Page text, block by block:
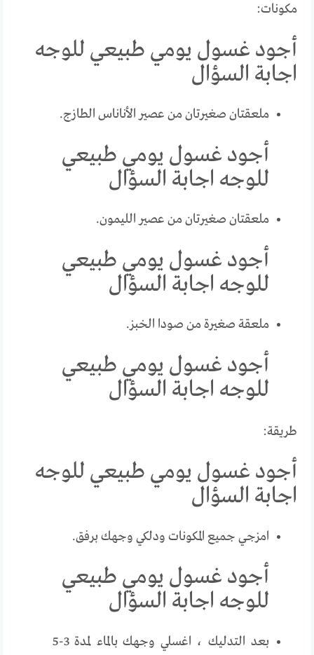
مكونات:
أجود غسول يومي طبيعي للوجه
اجابة السؤال
ملعقتان صغيرتان من عصير الأناناس الطازج.
أجود غسول يومي طبيعي
للوجه اجابة السؤال
ملعقتان صغيرتان من عصير الليمون.
أجود غسول يومي طبيعي
للوجه اجابة السؤال
ملعقة صغيرة من صودا الخبز.
أجود غسول يومي طبيعي
للوجه اجابة السؤال
طريقة:
أجود غسول يومي طبيعي للوجه
اجابة السؤال
امزجي جميع المكونات ودلكي وجهك برفق.
أجود غسول يومي طبيعي
للوجه اجابة السؤال
بعد التدليك ، اغسلي وجهك بالماء لمدة 3-5